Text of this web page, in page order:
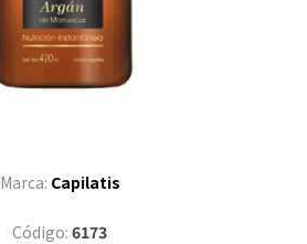
Marca: Capilatis
Código: 6173